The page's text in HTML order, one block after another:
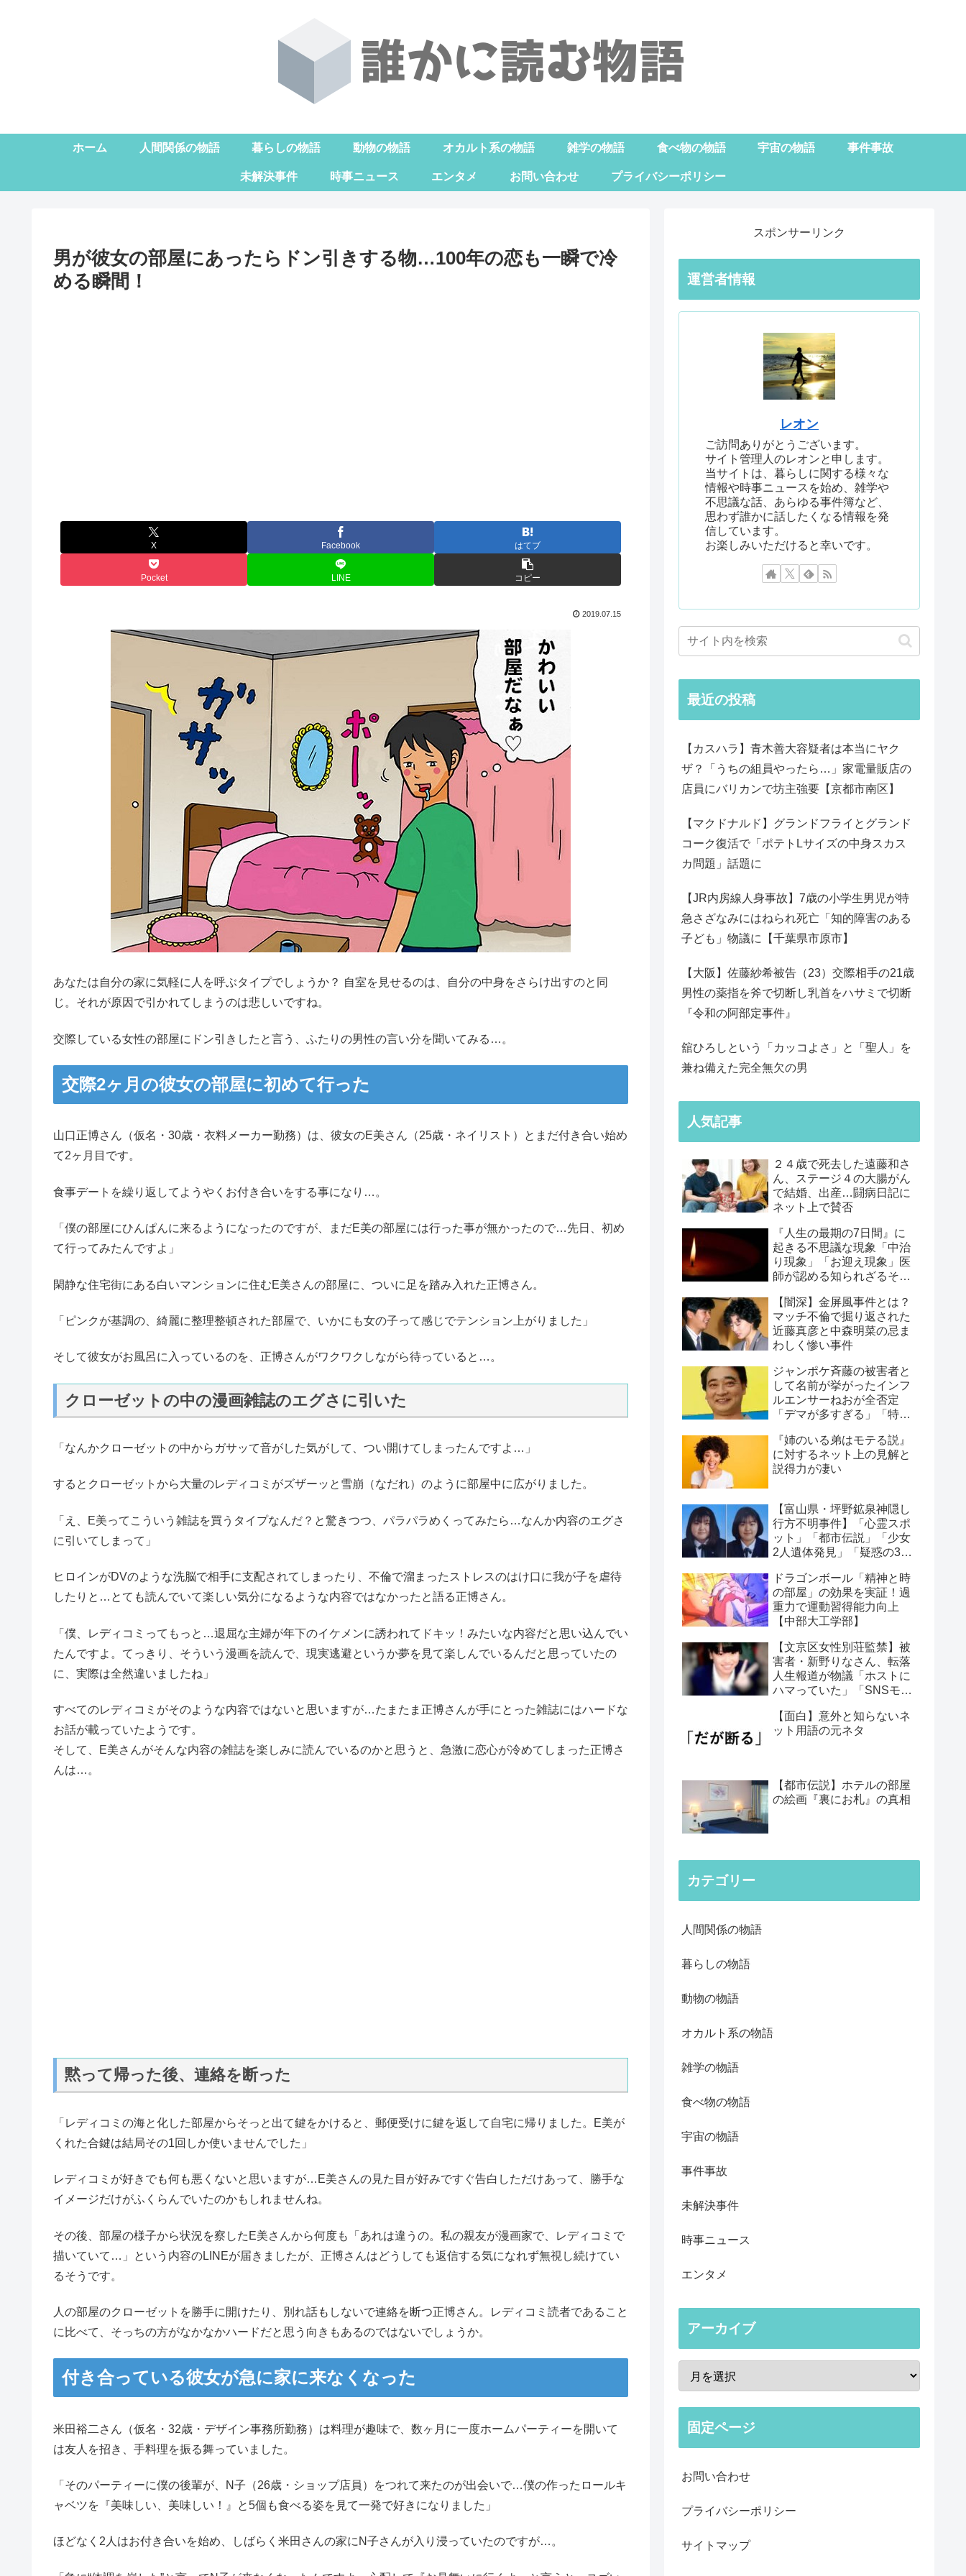
ホーム 人間関係の物語 暮らしの物語 動物の物語 オカルト系の物語 雑学の物語 食べ物の物語 宇宙の物語 事件事故
未解決事件 時事ニュース エンタメ お問い合わせ プライバシーポリシー
男が彼女の部屋にあったらドン引きする物…100年の恋も一瞬で冷
める瞬間！
X Facebook はてブ
Pocket LINE コピー
2019.07.15
あなたは自分の家に気軽に人を呼ぶタイプでしょうか？ 自室を見せるのは、自分の中身をさらけ出すのと同
じ。それが原因で引かれてしまうのは悲しいですね。
交際している女性の部屋にドン引きしたと言う、ふたりの男性の言い分を聞いてみる…。
交際2ヶ月の彼女の部屋に初めて行った
山口正博さん（仮名・30歳・衣料メーカー勤務）は、彼女のE美さん（25歳・ネイリスト）とまだ付き合い始め
て2ヶ月目です。
食事デートを繰り返してようやくお付き合いをする事になり…。
「僕の部屋にひんぱんに来るようになったのですが、まだE美の部屋には行った事が無かったので…先日、初め
て行ってみたんですよ」
閑静な住宅街にある白いマンションに住むE美さんの部屋に、ついに足を踏み入れた正博さん。
「ピンクが基調の、綺麗に整理整頓された部屋で、いかにも女の子って感じでテンション上がりました」
そして彼女がお風呂に入っているのを、正博さんがワクワクしながら待っていると…。
クローゼットの中の漫画雑誌のエグさに引いた
「なんかクローゼットの中からガサッて音がした気がして、つい開けてしまったんですよ…」
するとクローゼットから大量のレディコミがズザーッと雪崩（なだれ）のように部屋中に広がりました。
「え、E美ってこういう雑誌を買うタイプなんだ？と驚きつつ、パラパラめくってみたら…なんか内容のエグさ
に引いてしまって」
ヒロインがDVのような洗脳で相手に支配されてしまったり、不倫で溜まったストレスのはけ口に我が子を虐待
したりと…とても読んでいて楽しい気分になるような内容ではなかったと語る正博さん。
「僕、レディコミってもっと…退屈な主婦が年下のイケメンに誘われてドキッ！みたいな内容だと思い込んでい
たんですよ。てっきり、そういう漫画を読んで、現実逃避というか夢を見て楽しんでいるんだと思っていたの
に、実際は全然違いましたね」
すべてのレディコミがそのような内容ではないと思いますが…たまたま正博さんが手にとった雑誌にはハードな
お話が載っていたようです。
そして、E美さんがそんな内容の雑誌を楽しみに読んでいるのかと思うと、急激に恋心が冷めてしまった正博さ
んは…。
黙って帰った後、連絡を断った
「レディコミの海と化した部屋からそっと出て鍵をかけると、郵便受けに鍵を返して自宅に帰りました。E美が
くれた合鍵は結局その1回しか使いませんでした」
レディコミが好きでも何も悪くないと思いますが…E美さんの見た目が好みですぐ告白しただけあって、勝手な
イメージだけがふくらんでいたのかもしれませんね。
その後、部屋の様子から状況を察したE美さんから何度も「あれは違うの。私の親友が漫画家で、レディコミで
描いていて…」という内容のLINEが届きましたが、正博さんはどうしても返信する気になれず無視し続けてい
るそうです。
人の部屋のクローゼットを勝手に開けたり、別れ話もしないで連絡を断つ正博さん。レディコミ読者であること
に比べて、そっちの方がなかなかハードだと思う向きもあるのではないでしょうか。
付き合っている彼女が急に家に来なくなった
米田裕二さん（仮名・32歳・デザイン事務所勤務）は料理が趣味で、数ヶ月に一度ホームパーティーを開いて
は友人を招き、手料理を振る舞っていました。
「そのパーティーに僕の後輩が、N子（26歳・ショップ店員）をつれて来たのが出会いで…僕の作ったロールキ
ャベツを『美味しい、美味しい！』と5個も食べる姿を見て一発で好きになりました」
ほどなく2人はお付き合いを始め、しばらく米田さんの家にN子さんが入り浸っていたのですが…。
スポンサーリンク
運営者情報
レオン
ご訪問ありがとうございます。
サイト管理人のレオンと申します。
当サイトは、暮らしに関する様々な
情報や時事ニュースを始め、雑学や
不思議な話、あらゆる事件簿など、
思わず誰かに話したくなる情報を発
信しています。
お楽しみいただけると幸いです。
最近の投稿
【カスハラ】青木善大容疑者は本当にヤク
ザ？「うちの組員やったら…」家電量販店の
店員にバリカンで坊主強要【京都市南区】
【マクドナルド】グランドフライとグランド
コーク復活で「ポテトLサイズの中身スカス
カ問題」話題に
【JR内房線人身事故】7歳の小学生男児が特
急さざなみにはねられ死亡「知的障害のある
子ども」物議に【千葉県市原市】
【大阪】佐藤紗希被告（23）交際相手の21歳
男性の薬指を斧で切断し乳首をハサミで切断
『令和の阿部定事件』
舘ひろしという「カッコよさ」と「聖人」を
兼ね備えた完全無欠の男
人気記事
２４歳で死去した遠藤和さ
ん、ステージ４の大腸がん
で結婚、出産…闘病日記に
ネット上で賛否
『人生の最期の7日間』に
起きる不思議な現象「中治
り現象」「お迎え現象」医
師が認める知られざるその
【闇深】金屏風事件とは？
マッチ不倫で掘り返された
近藤真彦と中森明菜の忌ま
わしく惨い事件
ジャンポケ斉藤の被害者と
して名前が挙がったインフ
ルエンサーねおが全否定
「デマが多すぎる」「特定
『姉のいる弟はモテる説』
に対するネット上の見解と
説得力が凄い
【富山県・坪野鉱泉神隠し
行方不明事件】「心霊スポ
ット」「都市伝説」「少女
2人遺体発見」「疑惑の3人
ドラゴンボール「精神と時
の部屋」の効果を実証！過
重力で運動習得能力向上
【中部大工学部】
【文京区女性別荘監禁】被
害者・新野りなさん、転落
人生報道が物議「ホストに
ハマっていた」「SNSモデ
【面白】意外と知らないネ
ット用語の元ネタ
【都市伝説】ホテルの部屋
の絵画『裏にお札』の真相
カテゴリー
人間関係の物語
暮らしの物語
動物の物語
オカルト系の物語
雑学の物語
食べ物の物語
宇宙の物語
事件事故
未解決事件
時事ニュース
エンタメ
アーカイブ
固定ページ
お問い合わせ
プライバシーポリシー
サイトマップ